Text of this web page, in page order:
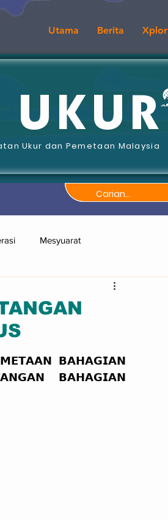
Utama Berita Xplor
UKUR
Ukur dan Pemetaan Malaysia
Mesyuarat
𝗕𝗔𝗛𝗔𝗚𝗜𝗔𝗡
𝗕𝗔𝗛𝗔𝗚𝗜𝗔𝗡